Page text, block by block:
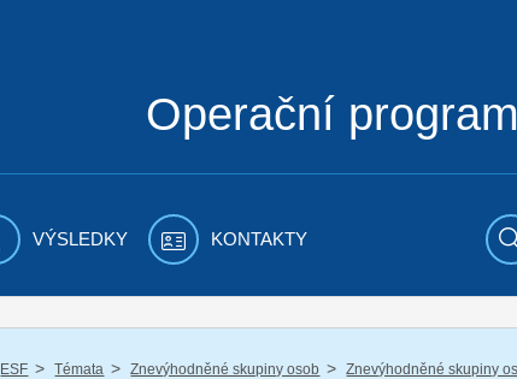
Operační program
VÝSLEDKY KONTAKTY
ESF / Témata / Znevýhodněné skupiny osob / Znevýhodněné skupiny